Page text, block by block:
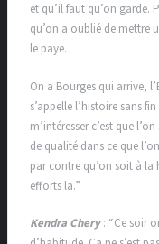
et qu’il faut qu’on garde.
qu’on a oublié de mettre
le paye.
On a Bourges qui arrive,
s’appelle l’histoire sans
m’intéresser c’est que
de qualité dans ce que
par contre qu’on soit à la
efforts la.”
Kendra Chery: “Ce soir